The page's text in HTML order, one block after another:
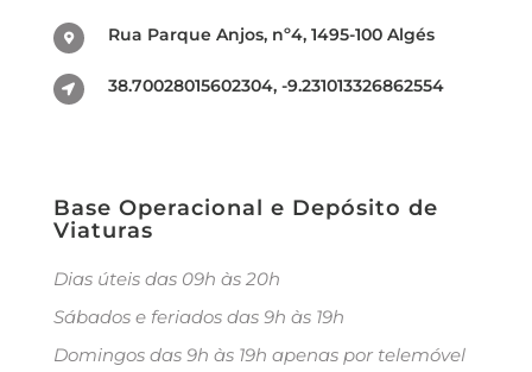
Rua Parque Anjos, nº4, 1495-100 Algés
38.70028015602304, -9.231013326862554
Base Operacional e Depósito de
Viaturas
Dias úteis das 09h às 20h
Sábados e feriados das 9h às 19h
Domingos das 9h às 19h apenas por telemóvel